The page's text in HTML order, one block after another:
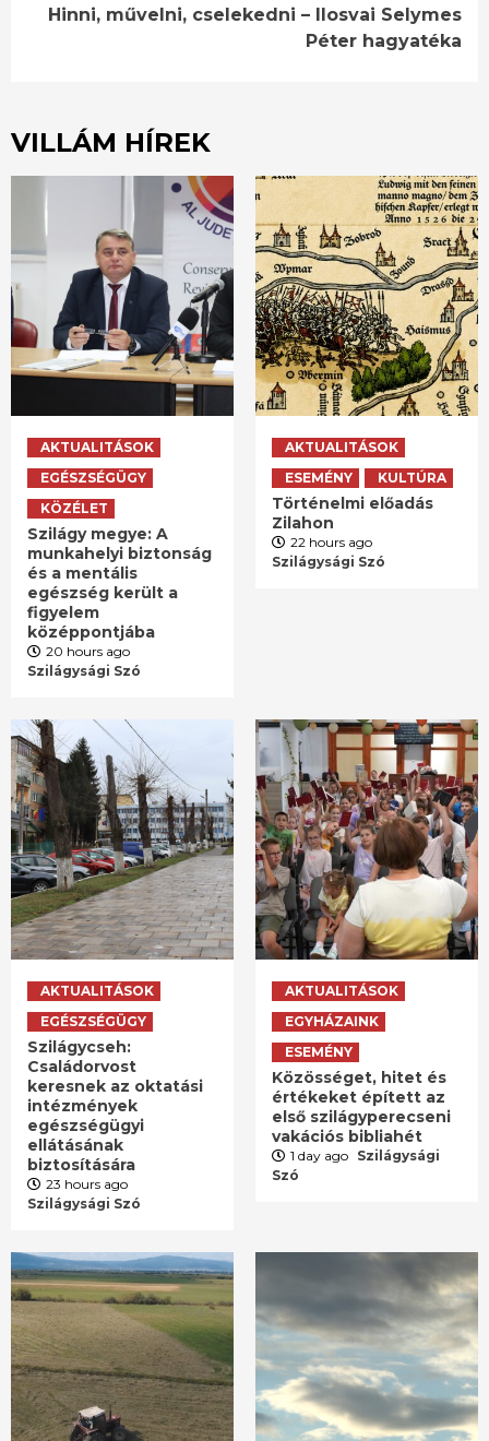
Hinni, művelni, cselekedni – Ilosvai Selymes
Péter hagyatéka
VILLÁM HÍREK
AKTUALITÁSOK
EGÉSZSÉGÜGY
KÖZÉLET
Szilágy megye: A
munkahelyi biztonság
és a mentális
egészség került a
figyelem
középpontjába
20 hours ago
Szilágysági Szó
AKTUALITÁSOK
ESEMÉNY
KULTÚRA
Történelmi előadás
Zilahon
22 hours ago
Szilágysági Szó
AKTUALITÁSOK
EGÉSZSÉGÜGY
Szilágycseh:
Családorvost
keresnek az oktatási
intézmények
egészségügyi
ellátásának
biztosítására
23 hours ago
Szilágysági Szó
AKTUALITÁSOK
EGYHÁZAINK
ESEMÉNY
Közösséget, hitet és
értékeket épített az
első szilágyperecseni
vakációs bibliahét
1 day ago Szilágysági
Szó